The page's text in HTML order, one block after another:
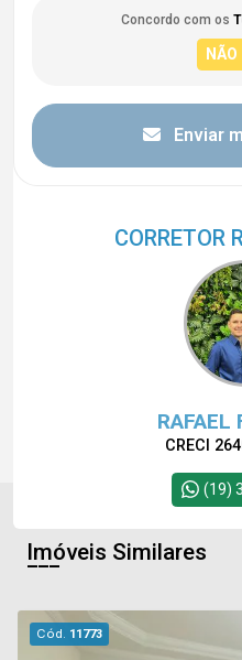
Concordo com os
Enviar
CORRETOR
RAFAEL
CRECI
(19)
Imóveis Similares
Cód. 11773